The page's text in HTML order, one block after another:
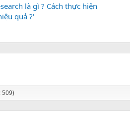
là gì ? Cách thực hiện
quả ?'
509)